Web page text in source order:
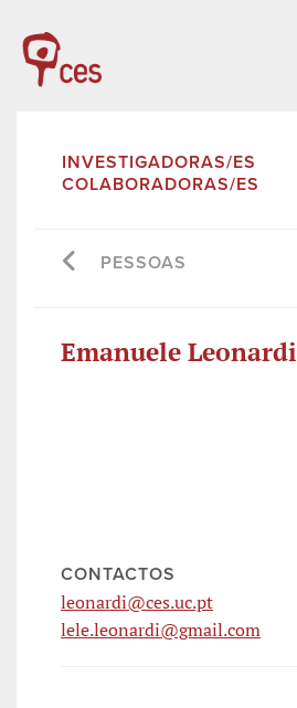
INVESTIGADORAS/ES
COLABORADORAS/ES
PESSOAS
Emanuele Leonardi
CONTACTOS
leonardi@ces.uc.pt
lele.leonardi@gmail.com